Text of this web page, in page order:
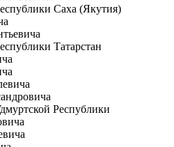
Саха (Якутия)
Татарстан
Республики